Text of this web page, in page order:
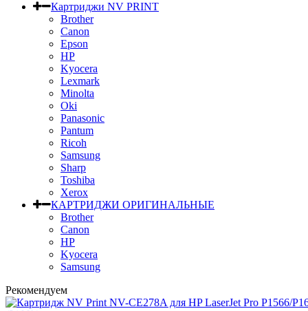
Картриджи NV PRINT
Brother
Canon
Epson
HP
Kyocera
Lexmark
Minolta
Oki
Panasonic
Pantum
Ricoh
Samsung
Sharp
Toshiba
Xerox
КАРТРИДЖИ ОРИГИНАЛЬНЫЕ
Brother
Canon
HP
Kyocera
Samsung
Рекомендуем